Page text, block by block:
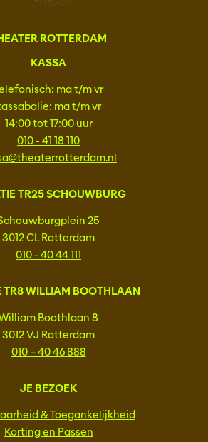
ROTTERDAM
KASSA
ma t/m vr
ma t/m vr
14:00 tot 17:00 uur
010 - 41 18 110
TR25 SCHOUWBURG
25
3012 CL Rotterdam
010 - 40 44 111
TR8 WILLIAM BOOTHLAAN
Boothlaan 8
3012 VJ Rotterdam
010 – 40 46 888
JE BEZOEK
& Toegankelijkheid
Korting en Passen